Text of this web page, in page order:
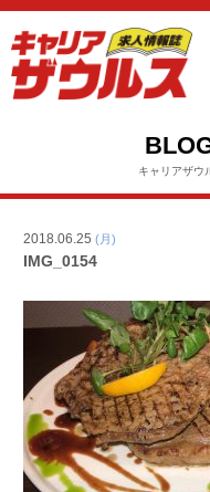
キャリアザウ
2018.06.25 (月)
IMG_0154